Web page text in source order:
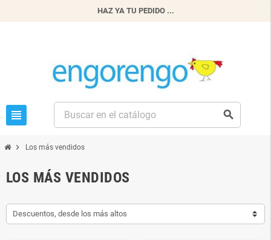
HAZ YA TU PEDIDO ...
view_headline search
chevron_right Los más vendidos
LOS MÁS VENDIDOS
Descuentos, desde los más altos